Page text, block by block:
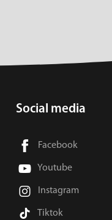
Social media
Facebook
Youtube
Instagram
Tiktok